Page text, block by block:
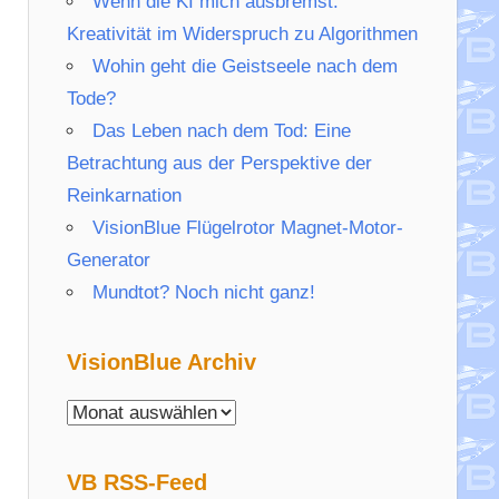
Kreativität im Widerspruch zu Algorithmen
Wohin geht die Geistseele nach dem
Tode?
Das Leben nach dem Tod: Eine
Betrachtung aus der Perspektive der
Reinkarnation
VisionBlue Flügelrotor Magnet-Motor-
Generator
Mundtot? Noch nicht ganz!
VisionBlue Archiv
VisionBlue
VB RSS-Feed